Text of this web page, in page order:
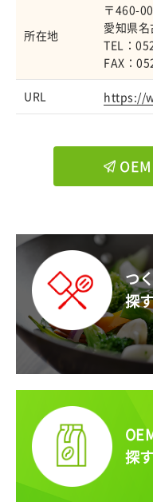
所在地
〒460-
愛知県
TEL：
FAX：
URL https://
つ
探
探す